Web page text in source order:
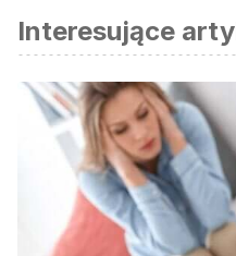
względem naukowym lub
Kuehner C. Gender
update of
explanations. Acta
2003;108(3):163-74.
Piccinelli M, Wilkinson G.
– Critical review. British
2000;177:486-92.
Interesujące